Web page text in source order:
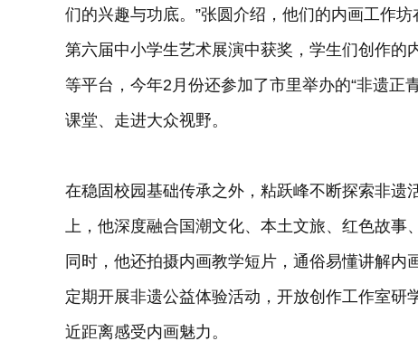
们的兴趣与功底。”张圆介绍，他们的内画工作
第六届中小学生艺术展演中获奖，学生们创作的
等平台，今年2月份还参加了市里举办的“非遗正
课堂、走进大众视野。
在稳固校园基础传承之外，粘跃峰不断探索非遗
上，他深度融合国潮文化、本土文旅、红色故事
同时，他还拍摄内画教学短片，通俗易懂讲解
定期开展非遗公益体验活动，开放创作工作室
近距离感受内画魅力。